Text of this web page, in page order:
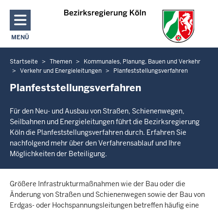
Direkt zum Inhalt
MENÜ
NAVIGATION AKTIVIEREN/DEAKTIVIEREN: HAUPTMENÜ
Sie
befinden
sich
Startseite Themen
Kommunales, Planung, Bauen und Verkehr
Verkehr und Energieleitungen
Planfeststellungsverfahren
Planfeststellungsverfahren
Für den Neu- und Ausbau von Straßen, Schienenwegen,
Seilbahnen und Energieleitungen führt die Bezirksregierung
Köln die Planfeststellungsverfahren durch. Erfahren Sie
nachfolgend mehr über den Verfahrensablauf und Ihre
Möglichkeiten der Beteiligung.
Größere Infrastrukturmaßnahmen wie der Bau oder die
Änderung von Straßen und Schienenwegen sowie der Bau von
Erdgas- oder Hochspannungsleitungen betreffen häufig eine